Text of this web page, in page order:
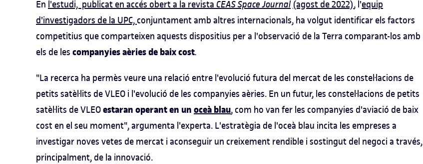
En l'estudi, publicat en accés obert a la revista CEASSpace Journal (agost de 2022), l'equip
d'investigadors de la UPC, conjuntament amb altres internacionals, ha volgut identificar els factors
competitius que comparteixen aquests dispositius per a l'observació de la Terra comparant-los amb
els de les companyies aèries de baix cost.
"La recerca ha permès veure una relació entre l'evolució futura del mercat de les constel·lacions de
petits satèl·lits de VLEO i l'evolució de les companyies aèries. En un futur, les constel·lacions de petits
satèl·lits de VLEOestaran operant en unoceà blau, com ho van fer les companyies d'aviació de baix
cost en el seu moment", argumenta l'experta. L'estratègia de l'oceà blau incita les empreses a
investigar noves vetes de mercat i aconseguir un creixement rendible i sostingut del negoci a través,
principalment, de la innovació.